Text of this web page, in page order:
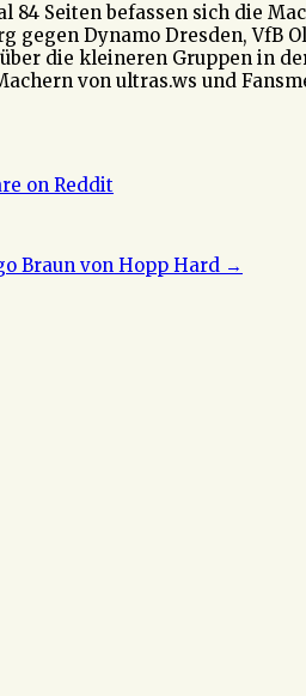
84 Seiten befassen sich die
Dynamo Dresden, VfB
die kleineren Gruppen in
von ultras.ws und
on Reddit
Braun von Hopp Hard →